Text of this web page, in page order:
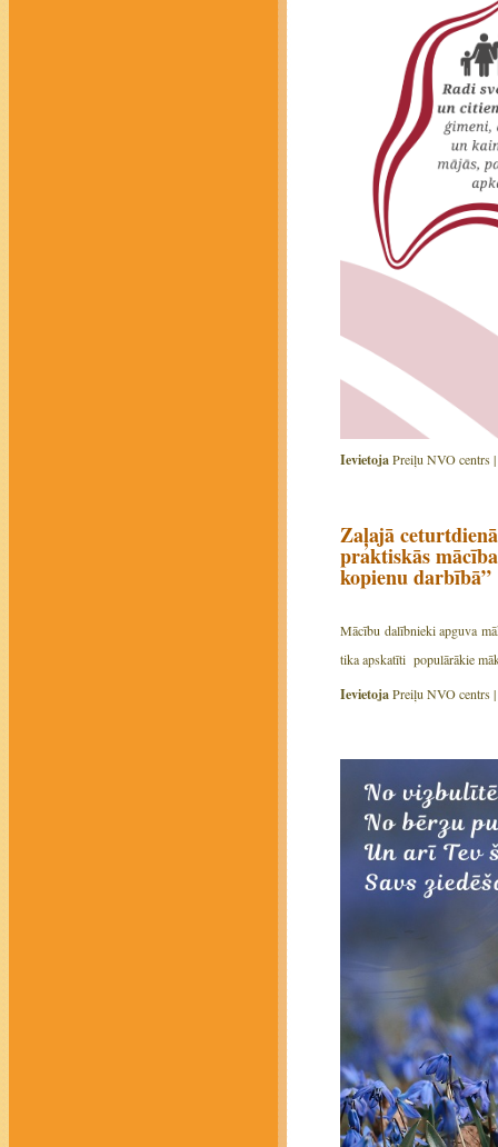
IevietojaPreiļu NVO centrs |
Zaļajā
praktiskās
kopienu darbībā”
Mācību dalībnieki apguva
tika apskatīti populārākie
IevietojaPreiļu NVO centrs |